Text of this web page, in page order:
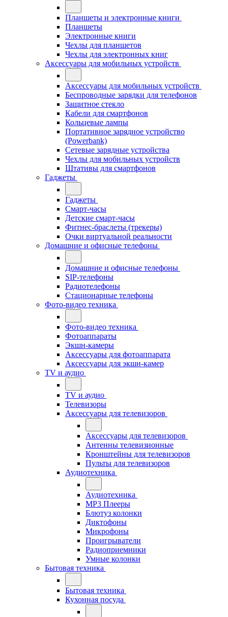
Планшеты и электронные книги
Планшеты
Электронные книги
Чехлы для планшетов
Чехлы для электронных книг
Аксессуары для мобильных устройств
Аксессуары для мобильных устройств
Беспроводные зарядки для телефонов
Защитное стекло
Кабели для смартфонов
Кольцевые лампы
Портативное зарядное устройство
(Powerbank)
Сетевые зарядные устройства
Чехлы для мобильных устройств
Штативы для смартфонов
Гаджеты
Гаджеты
Смарт-часы
Детские смарт-часы
Фитнес-браслеты (трекеры)
Очки виртуальной реальности
Домашние и офисные телефоны
Домашние и офисные телефоны
SIP-телефоны
Радиотелефоны
Стационарные телефоны
Фото-видео техника
Фото-видео техника
Фотоаппараты
Экшн-камеры
Аксессуары для фотоаппарата
Аксессуары для экшн-камер
TV и аудио
TV и аудио
Телевизоры
Аксессуары для телевизоров
Аксессуары для телевизоров
Антенны телевизионные
Кронштейны для телевизоров
Пульты для телевизоров
Аудиотехника
Аудиотехника
MP3 Плееры
Блютуз колонки
Диктофоны
Микрофоны
Проигрыватели
Радиоприемники
Умные колонки
Бытовая техника
Бытовая техника
Кухонная посуда